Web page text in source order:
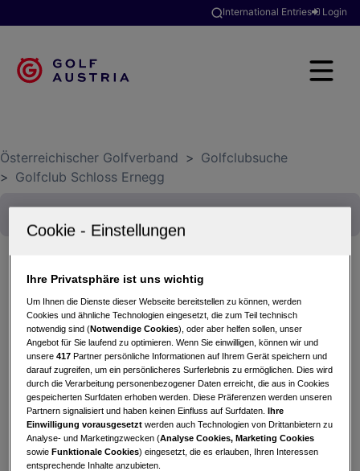
International Entries Login
Österreichischer Golfverband > Golfclubsuche
> Golfclub Schloss Ernegg
HCP-Mittwochsturnier 18 Loch
22.10.2025 - Einzel-Zählspiel nach Stableford
Golfclub Schloss Ernegg
Turnierinfo
Startzeiten Bruttowertung
Nettowertung Statistik
Turnierinfo
Downloads
Ihre Privatsphäre ist uns wichtig
Um Ihnen die Dienste dieser Webseite bereitstellen zu können, werden
Cookies und ähnliche Technologien eingesetzt, die zum Teil technisch
notwendig sind (Notwendige Cookies), oder aber helfen sollen, unser
Angebot für Sie laufend zu optimieren. Wenn Sie einwilligen, können wir und
unsere417 Partner persönliche Informationen auf Ihrem Gerät speichern und
darauf zugreifen, um ein persönlicheres Surferlebnis zu ermöglichen. Dies wird
durch die Verarbeitung personenbezogener Daten erreicht, die aus in Cookies
gespeicherten Surfdaten erhoben werden. Diese Präferenzen werden unseren
Partnern signalisiert und haben keinen Einfluss auf Surfdaten.Ihre
Einwilligung vorausgesetzt werden auch Technologien von Drittanbietern zu
Analyse- und Marketingzwecken (Analyse Cookies, Marketing Cookies
sowieFunktionale Cookies) eingesetzt, die es erlauben, Ihren Interessen
entsprechende Inhalte anzubieten.